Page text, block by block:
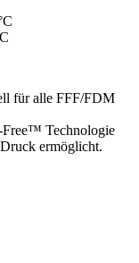
für alle FFF/FDM
Free™ Technologie
ermöglicht.